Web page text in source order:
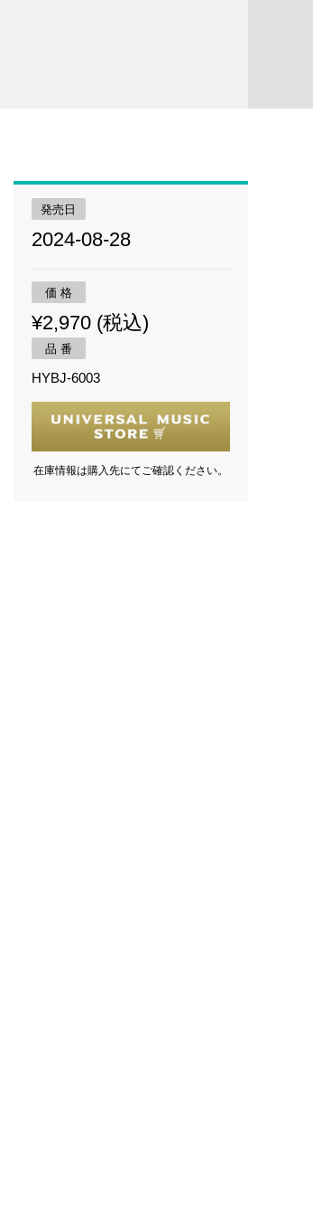
発売日
2024-08-28
価 格
¥2,970 (税込)
品 番
HYBJ-6003
在庫情報は購入先にてご確認ください。